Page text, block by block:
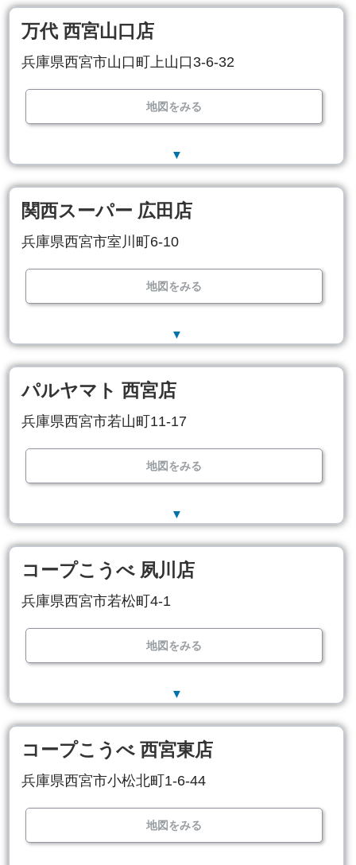
万代 西宮山口店
兵庫県西宮市山口町上山口3-6-32
地図をみる
▼
関西スーパー 広田店
兵庫県西宮市室川町6-10
地図をみる
▼
パルヤマト 西宮店
兵庫県西宮市若山町11-17
地図をみる
▼
コープこうべ 夙川店
兵庫県西宮市若松町4-1
地図をみる
▼
コープこうべ 西宮東店
兵庫県西宮市小松北町1-6-44
地図をみる